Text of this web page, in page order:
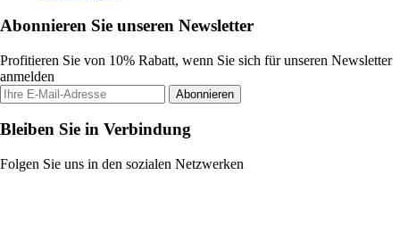
Abonnieren Sie unseren Newsletter
Profitieren Sie von 10% Rabatt, wenn Sie sich für unseren Newsletter
anmelden
Abonnieren
Bleiben Sie in Verbindung
Folgen Sie uns in den sozialen Netzwerken